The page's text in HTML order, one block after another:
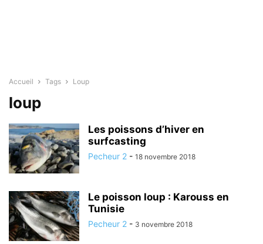
Accueil Tags Loup
loup
Les poissons d’hiver en
surfcasting
Pecheur 2 - 18 novembre 2018
Le poisson loup : Karouss en
Tunisie
Pecheur 2 - 3 novembre 2018